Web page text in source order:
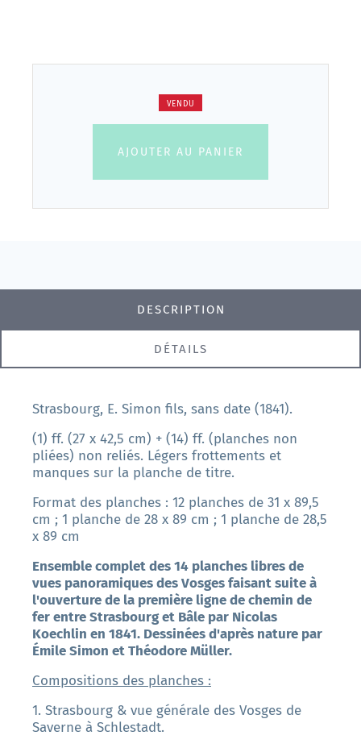
VENDU
AJOUTER AU PANIER
DESCRIPTION
DÉTAILS
Strasbourg, E. Simon fils, sans date (1841).
(1) ff. (27 x 42,5 cm) + (14) ff. (planches non
pliées) non reliés. Légers frottements et
manques sur la planche de titre.
Format des planches : 12 planches de 31 x 89,5
cm ; 1 planche de 28 x 89 cm ; 1 planche de 28,5
x 89 cm
Ensemble complet des 14 planches libres de
vues panoramiques des Vosges faisant suite à
l'ouverture de la première ligne de chemin de
fer entre Strasbourg et Bâle par Nicolas
Koechlin en 1841. Dessinées d'après nature par
Émile Simon et Théodore Müller.
Compositions des planches :
1. Strasbourg & vue générale des Vosges de
Saverne à Schlestadt.